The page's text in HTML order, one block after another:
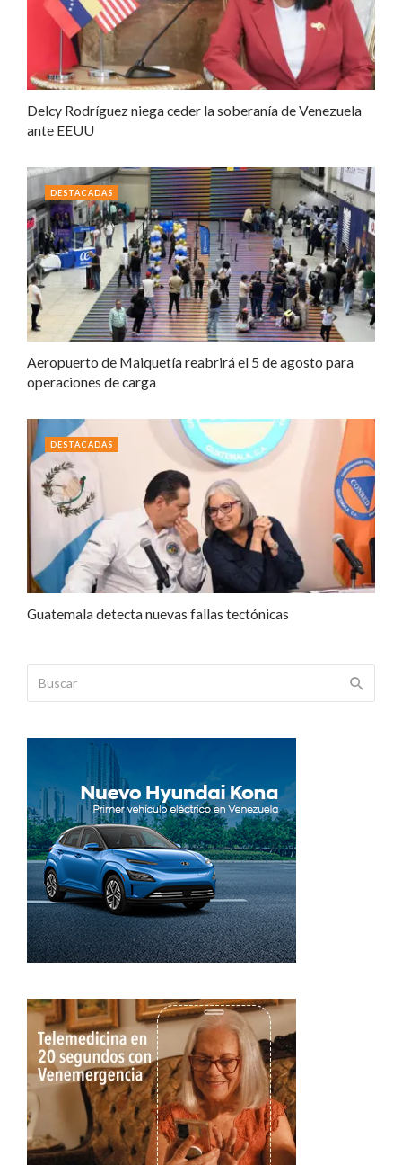
Delcy Rodríguez niega ceder la soberanía de Venezuela
ante EEUU
Aeropuerto de Maiquetía reabrirá el 5 de agosto para
operaciones de carga
DESTACADAS
Guatemala detecta nuevas fallas tectónicas
DESTACADAS